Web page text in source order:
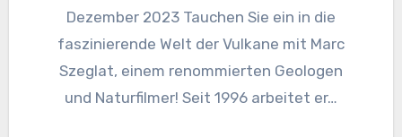
Dezember 2023 Tauchen Sie ein in die
faszinierende Welt der Vulkane mit Marc
Szeglat, einem renommierten Geologen
und Naturfilmer! Seit 1996 arbeitet er…